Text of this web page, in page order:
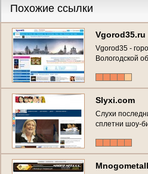
Похожие ссылки
Vgorod35.ru
Vgorod35 -
Вологодской
Slyxi.com
Слухи
сплетни шоу-
(Россия,